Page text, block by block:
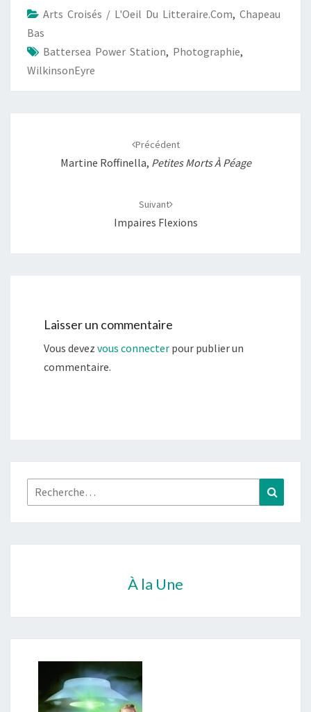
o
k
A
p
k
g
r
Arts Croisés / L'Oeil Du Litteraire.com, Chapeau
Bas
Battersea Power Station, Photographie,
WilkinsonEyre
Précédent
Martine Roffinella, Petites Morts À Péage
Suivant
Impaires Flexions
Laisser un commentaire
Vous devez vous connecter pour publier un
commentaire.
Rechercher :
À la Une